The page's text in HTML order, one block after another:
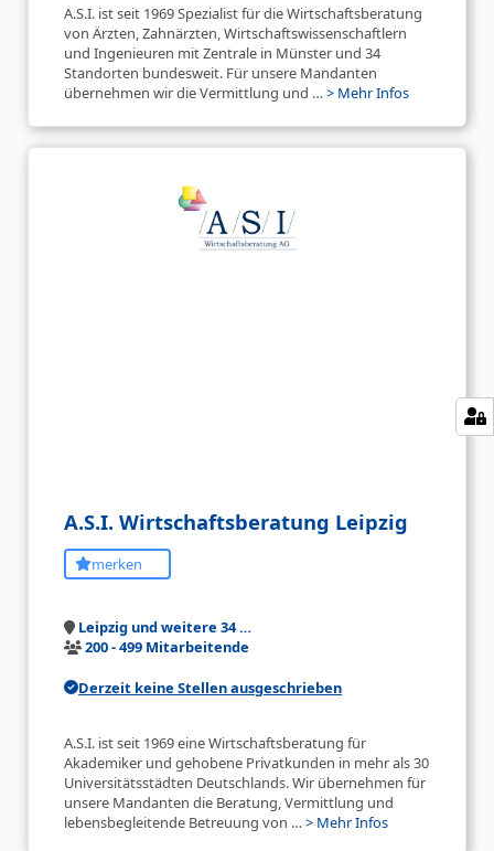
A.S.I. ist seit 1969 Spezialist für die Wirtschaftsberatung
von Ärzten, Zahnärzten, Wirtschaftswissenschaftlern
und Ingenieuren mit Zentrale in Münster und 34
Standorten bundesweit. Für unsere Mandanten
übernehmen wir die Vermittlung und …> Mehr Infos
A.S.I. Wirtschaftsberatung Leipzig
merken
Leipzig und weitere 34 …
200 - 499 Mitarbeitende
Derzeit keine Stellen ausgeschrieben
A.S.I. ist seit 1969 eine Wirtschaftsberatung für
Akademiker und gehobene Privatkunden in mehr als 30
Universitätsstädten Deutschlands. Wir übernehmen für
unsere Mandanten die Beratung, Vermittlung und
lebensbegleitende Betreuung von …> Mehr Infos